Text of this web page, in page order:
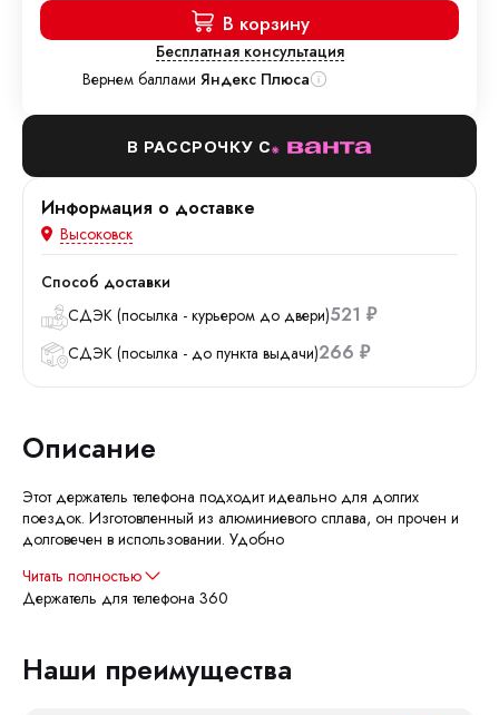
В корзину
Бесплатная консультация
Вернем баллами Яндекс Плюса
В РАССРОЧКУ С
Информация о доставке
Высоковск
Способ доставки
СДЭК (посылка - курьером до двери)521 ₽
СДЭК (посылка - до пункта выдачи)266 ₽
Описание
Этот держатель телефона подходит идеально для долгих
поездок. Изготовленный из алюминиевого сплава, он прочен и
долговечен в использовании. Удобно
Читать полностью
Держатель для телефона 360
Наши преимущества